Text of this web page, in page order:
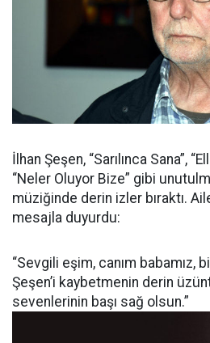
İlhan Şeşen, “Sarılınca Sana”,
“Neler Oluyor Bize” gibi
müziğinde derin izler bıraktı.
mesajla duyurdu:
“Sevgili eşim, canım babamız,
Şeşen’i kaybetmenin derin
sevenlerinin başı sağ olsun.”